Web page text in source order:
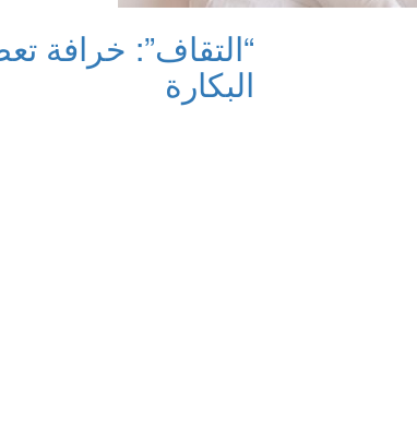
“التقاف”: خرافة
البكارة